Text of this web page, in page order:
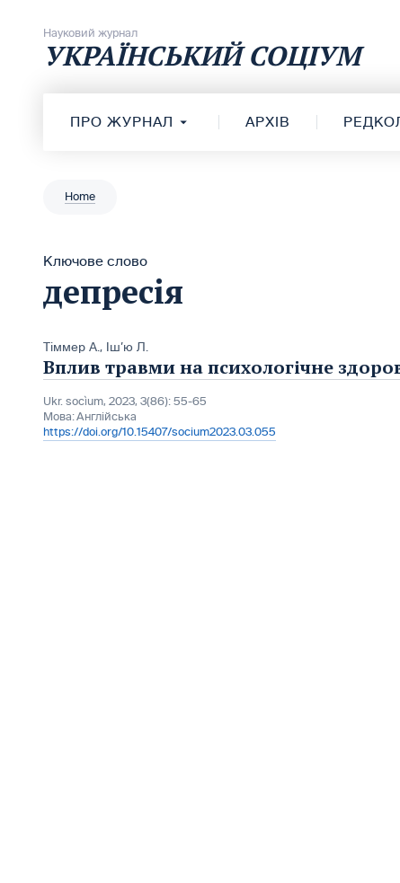
Науковий журнал
УКРАЇНСЬКИЙ СОЦІУМ
ПРО ЖУРНАЛ АРХІВ
Home
Ключове слово
депресія
Тіммер A., Іш’ю Л.
Вплив травми на психологічне
Ukr. socìum, 2023, 3(86): 55-65
Мова:Англійська
https://doi.org/10.15407/socium2023.03.055